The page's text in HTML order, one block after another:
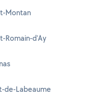
Montan
Romain-d'Ay
de-Labeaume